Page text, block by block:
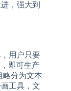
，强大到
用户只要
即可生产
略分为文本
工具，文